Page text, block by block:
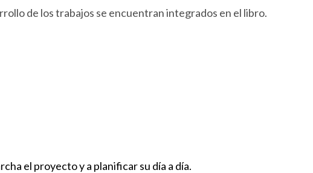
de los trabajos se encuentran integrados en el libro.
el proyecto y a planificar su día a día.